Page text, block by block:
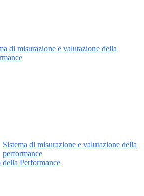
di misurazione e valutazione della
Sistema di misurazione e valutazione della
performance
della Performance